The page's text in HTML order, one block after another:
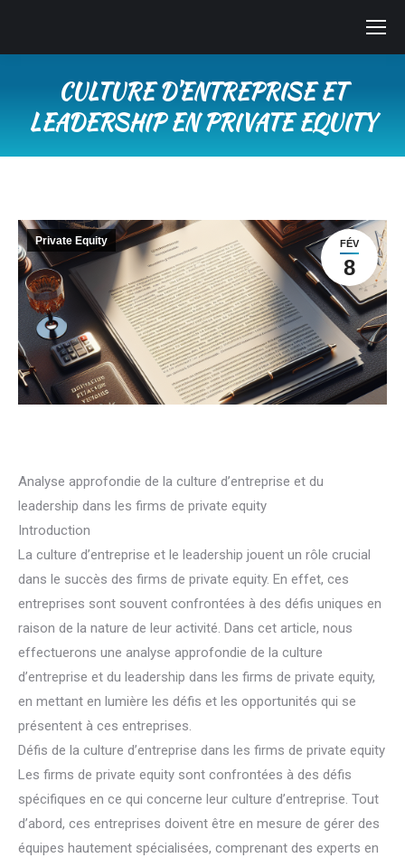
CULTURE D’ENTREPRISE ET
LEADERSHIP EN PRIVATE EQUITY
FÉV
8
Private Equity
Analyse approfondie de la culture d’entreprise et du
leadership dans les firms de private equity
Introduction
La culture d’entreprise et le leadership jouent un rôle crucial
dans le succès des firms de private equity. En effet, ces
entreprises sont souvent confrontées à des défis uniques en
raison de la nature de leur activité. Dans cet article, nous
effectuerons une analyse approfondie de la culture
d’entreprise et du leadership dans les firms de private equity,
en mettant en lumière les défis et les opportunités qui se
présentent à ces entreprises.
Défis de la culture d’entreprise dans les firms de private equity
Les firms de private equity sont confrontées à des défis
spécifiques en ce qui concerne leur culture d’entreprise. Tout
d’abord, ces entreprises doivent être en mesure de gérer des
équipes hautement spécialisées, comprenant des experts en